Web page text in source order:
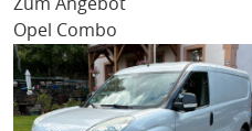
Opel Combo